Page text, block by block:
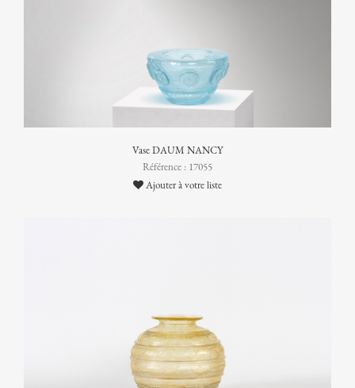
Vase DAUM NANCY
Référence : 17055
Ajouter à votre liste